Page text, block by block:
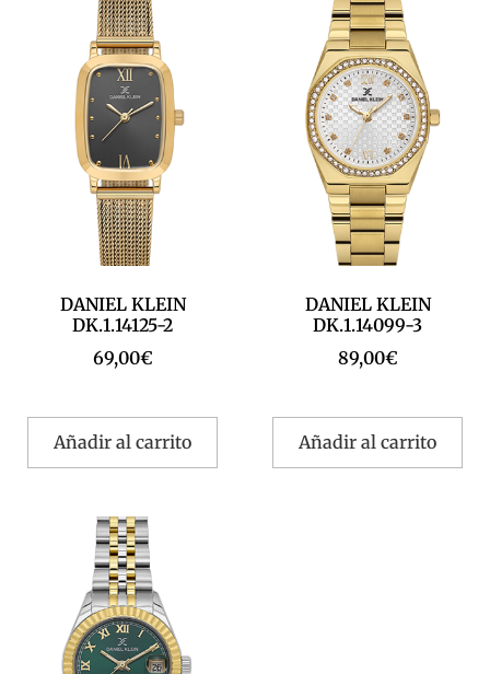
DANIEL KLEIN
DK.1.14125-2
69,00€
Añadir al carrito
DANIEL KLEIN
DK.1.14099-3
89,00€
Añadir al carrito